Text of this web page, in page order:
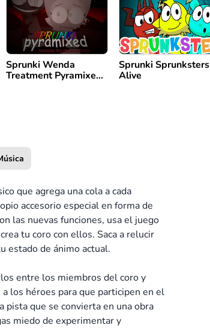
Sprunki Wenda
Treatment Pyramixed
Sprunki Sprunksters
Alive
que agrega una cola a cada
accesorio especial en forma de
las nuevas funciones, usa el juego
tu coro con ellos. Saca a relucir
estado de ánimo actual.
entre los miembros del coro y
los héroes para que participen en el
pista que se convierta en una obra
miedo de experimentar y